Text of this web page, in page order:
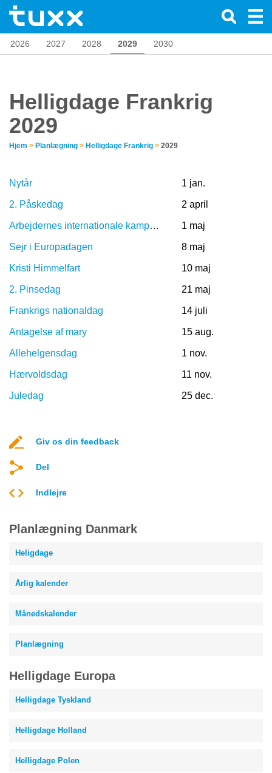
2026 2027 2028 2029 2030
Helligdage Frankrig
2029
Hjem > Planlægning > Helligdage Frankrig > 2029
Nytår 1 jan.
2. Påskedag 2 april
Arbejdernes internationale kampdag 1 maj
Sejr i Europadagen 8 maj
Kristi Himmelfart 10 maj
2. Pinsedag 21 maj
Frankrigs nationaldag 14 juli
Antagelse af mary 15 aug.
Allehelgensdag 1 nov.
Hærvoldsdag 11 nov.
Juledag 25 dec.
Giv os din feedback
Del
Indlejre
Planlægning Danmark
Heligdage
Årlig kalender
Månedskalender
Planlægning
Helligdage Europa
Helligdage Tyskland
Helligdage Holland
Helligdage Polen